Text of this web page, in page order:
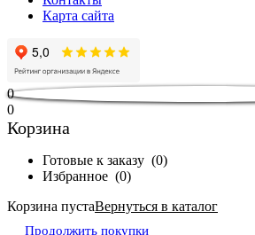
Карта сайта
0
0
Корзина
Готовые к заказу (0)
Избранное (0)
Корзина пустаВернуться в каталог
Продолжить покупки